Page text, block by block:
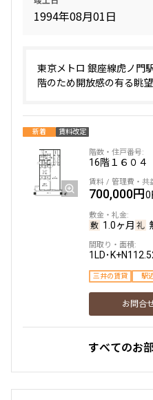
1994年08月01日
東京メトロ 銀座線虎ノ門
階のため開放感の有る眺望
新着 賃料改定
16階１６０４
700,000円0
1.0ヶ月
1LD･K+N
三井の賃貸 駅
お問合
すべてのお